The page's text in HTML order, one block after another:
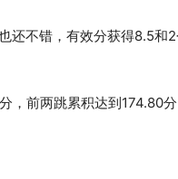
还不错，有效分获得8.5和
，前两跳累积达到174.80